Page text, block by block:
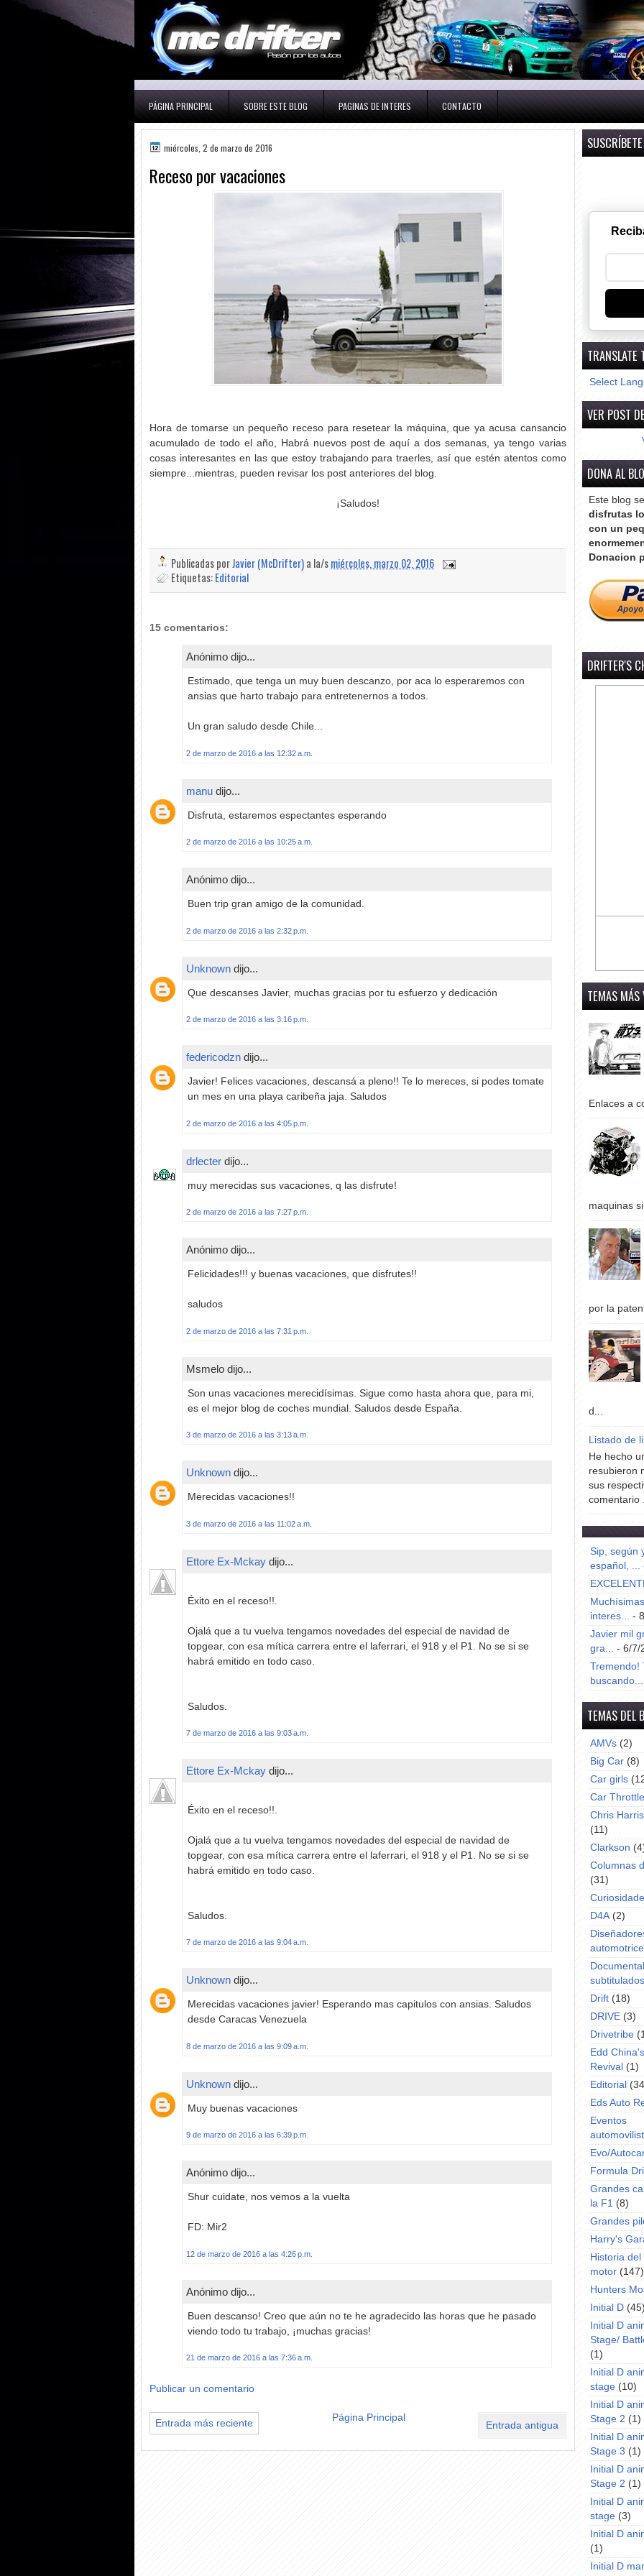
PÁGINA PRINCIPAL SOBRE ESTE BLOG PAGINAS DE INTERES CONTACTO
miércoles, 2 de marzo de 2016
Receso por vacaciones
Hora de tomarse un pequeño receso para resetear la máquina, que ya acusa cansancio
acumulado de todo el año, Habrá nuevos post de aquí a dos semanas, ya tengo varias
cosas interesantes en las que estoy trabajando para traerles, así que estén atentos como
siempre...mientras, pueden revisar los post anteriores del blog.
¡Saludos!
Publicadas porJavier (McDrifter)a la/smiércoles, marzo 02, 2016
Etiquetas:Editorial
15 comentarios:
Anónimo dijo...
Estimado, que tenga un muy buen descanzo, por aca lo esperaremos con
ansias que harto trabajo para entretenernos a todos.
Un gran saludo desde Chile...
2 de marzo de 2016 a las 12:32 a.m.
manu dijo...
Disfruta, estaremos espectantes esperando
2 de marzo de 2016 a las 10:25 a.m.
Anónimo dijo...
Buen trip gran amigo de la comunidad.
2 de marzo de 2016 a las 2:32 p.m.
Unknown dijo...
Que descanses Javier, muchas gracias por tu esfuerzo y dedicación
2 de marzo de 2016 a las 3:16 p.m.
federicodzn dijo...
Javier! Felices vacaciones, descansá a pleno!! Te lo mereces, si podes tomate
un mes en una playa caribeña jaja. Saludos
2 de marzo de 2016 a las 4:05 p.m.
drlecter dijo...
muy merecidas sus vacaciones, q las disfrute!
2 de marzo de 2016 a las 7:27 p.m.
Anónimo dijo...
Felicidades!!! y buenas vacaciones, que disfrutes!!
saludos
2 de marzo de 2016 a las 7:31 p.m.
Msmelo dijo...
Son unas vacaciones merecidísimas. Sigue como hasta ahora que, para mi,
es el mejor blog de coches mundial. Saludos desde España.
3 de marzo de 2016 a las 3:13 a.m.
Unknown dijo...
Merecidas vacaciones!!
3 de marzo de 2016 a las 11:02 a.m.
Ettore Ex-Mckay dijo...
Éxito en el receso!!.
Ojalá que a tu vuelva tengamos novedades del especial de navidad de
topgear, con esa mítica carrera entre el laferrari, el 918 y el P1. No se si se
habrá emitido en todo caso.
Saludos.
7 de marzo de 2016 a las 9:03 a.m.
Ettore Ex-Mckay dijo...
Éxito en el receso!!.
Ojalá que a tu vuelva tengamos novedades del especial de navidad de
topgear, con esa mítica carrera entre el laferrari, el 918 y el P1. No se si se
habrá emitido en todo caso.
Saludos.
7 de marzo de 2016 a las 9:04 a.m.
Unknown dijo...
Merecidas vacaciones javier! Esperando mas capitulos con ansias. Saludos
desde Caracas Venezuela
8 de marzo de 2016 a las 9:09 a.m.
Unknown dijo...
Muy buenas vacaciones
9 de marzo de 2016 a las 6:39 p.m.
Anónimo dijo...
Shur cuidate, nos vemos a la vuelta
FD: Mir2
12 de marzo de 2016 a las 4:26 p.m.
Anónimo dijo...
Buen descanso! Creo que aún no te he agradecido las horas que he pasado
viendo todo tu trabajo, ¡muchas gracias!
21 de marzo de 2016 a las 7:36 a.m.
Publicar un comentario
Entrada más reciente Entrada antigua
Página Principal
TRANSLATE
Select
VER POST
DONA AL
Este blog
disfrutas
con un
Donacion
DRIFTER'S
TEMAS MÁS
Enlaces a
maquinas
por la
d...
Listado de
He hecho
resubieron
sus
comentario
Sip, según
español, ...
interes... -
Javier mil
gra... - 6/7/
Tremendo!
buscando...
TEMAS DEL
AMVs (2)
Big Car (8)
Car girls
Car Throttle
Chris
(11)
Clarkson
Columnas
(31)
D4A (2)
subtitulados
Drift (18)
DRIVE (3)
Drivetribe
Edd
Revival (1)
Editorial
Eds Auto
Eventos
Evo/
Formula
Grandes
la F1 (8)
Grandes
Harry's
Historia
motor (147)
Hunters
Initial D
Initial D
Stage/
(1)
Initial D
stage (10)
Initial D
Stage 2 (1)
Initial D
Stage 3 (1)
Initial D
Stage 2 (1)
Initial D
stage (3)
Initial D
(1)
Initial D